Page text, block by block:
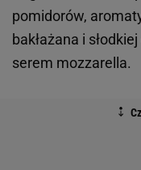
pomidorów,
bakłażana i
serem mozzarella.